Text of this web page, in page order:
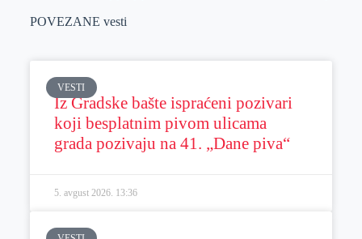
POVEZANE vesti
VESTI
Iz Gradske bašte ispraćeni pozivari
koji besplatnim pivom ulicama
grada pozivaju na 41. „Dane piva“
5. avgust 2026. 13:36